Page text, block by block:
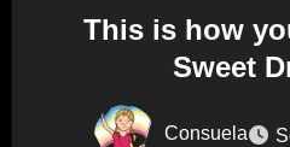
This is how
Sweet
Consuela